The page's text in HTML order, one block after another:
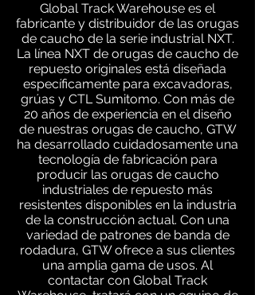
Global Track Warehouse es el
fabricante y distribuidor de las orugas
de caucho de la serie industrial NXT.
La línea NXT de orugas de caucho de
repuesto originales está diseñada
específicamente para excavadoras,
grúas y CTL Sumitomo. Con más de
20 años de experiencia en el diseño
de nuestras orugas de caucho, GTW
ha desarrollado cuidadosamente una
tecnología de fabricación para
producir las orugas de caucho
industriales de repuesto más
resistentes disponibles en la industria
de la construcción actual. Con una
variedad de patrones de banda de
rodadura, GTW ofrece a sus clientes
una amplia gama de usos. Al
contactar con Global Track